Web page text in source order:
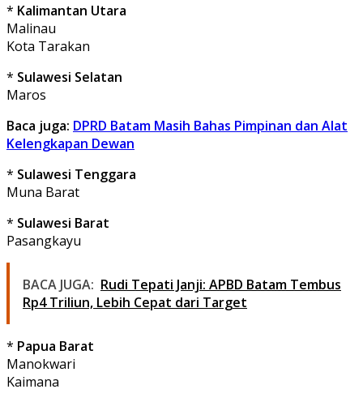
* Kalimantan Utara
Malinau
Kota Tarakan
* Sulawesi Selatan
Maros
Baca juga: DPRD Batam Masih Bahas Pimpinan dan Alat
Kelengkapan Dewan
* Sulawesi Tenggara
Muna Barat
* Sulawesi Barat
Pasangkayu
BACA JUGA: Rudi Tepati Janji: APBD Batam Tembus
Rp4 Triliun, Lebih Cepat dari Target
* Papua Barat
Manokwari
Kaimana